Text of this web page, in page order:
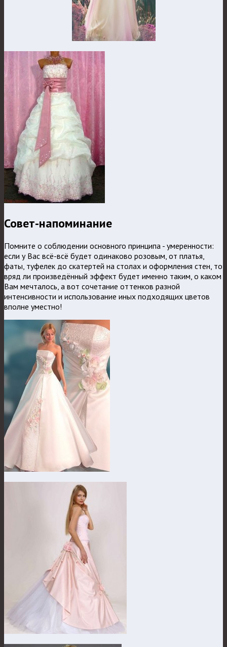
Совет-напоминание
Помните о соблюдении основного принципа - умеренности:
если у Вас всё-всё будет одинаково розовым, от платья,
фаты, туфелек до скатертей на столах и оформления стен, то
вряд ли произведённый эффект будет именно таким, о каком
Вам мечталось, а вот сочетание оттенков разной
интенсивности и использование иных подходящих цветов
вполне уместно!